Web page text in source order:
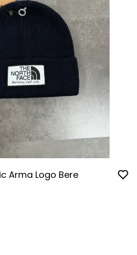
Arma Logo Bere